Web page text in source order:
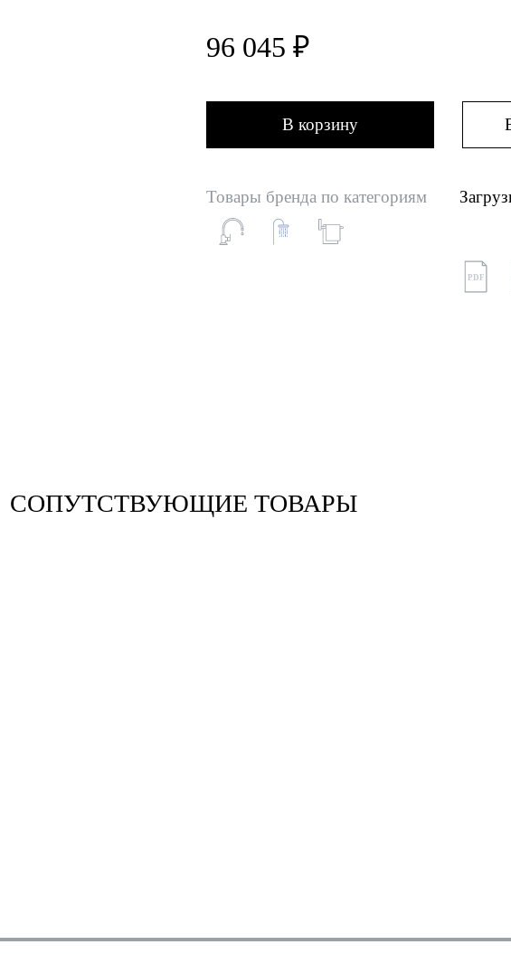
96 045 ₽
В корзину
Товары бренда по категориям
PDF
СОПУТСТВУЮЩИЕ ТОВАРЫ